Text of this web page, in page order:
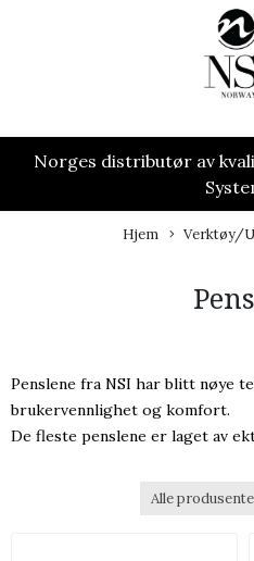
Norges distributør av
Hjem Verktøy/
Penslene fra NSI har blitt nøye
brukervennlighet og komfort.
De fleste penslene er laget av